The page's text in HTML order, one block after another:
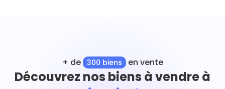
+ de 300 biens en vente
Découvrez nos biens à vendre à